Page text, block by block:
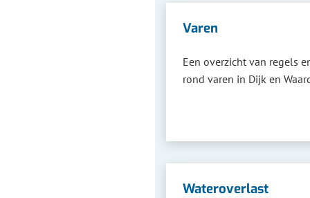
Varen
Een overzicht van regels
rond varen in Dijk en
Wateroverlast